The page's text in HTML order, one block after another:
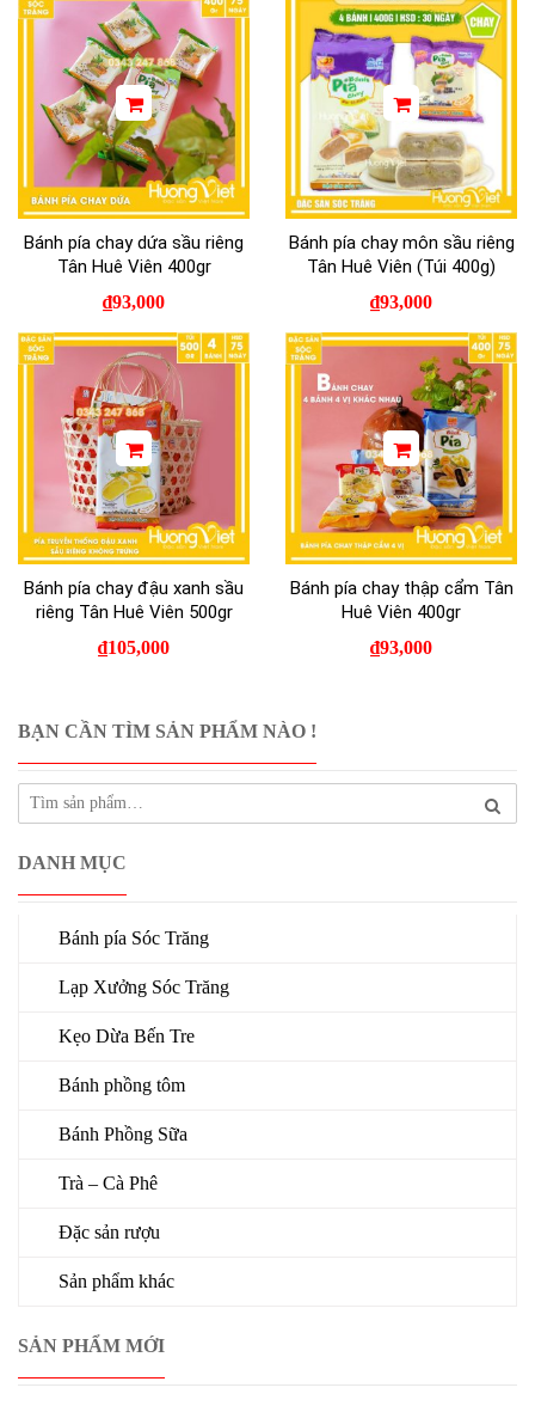
BẠN CẦN TÌM SẢN PHẨM NÀO !
DANH MỤC
Bánh pía Sóc Trăng
Lạp Xưởng Sóc Trăng
Kẹo Dừa Bến Tre
Bánh phồng tôm
Bánh Phồng Sữa
Trà – Cà Phê
Đặc sản rượu
Sản phẩm khác
SẢN PHẨM MỚI
Bánh pía chay dứa sầu riêng
Tân Huê Viên 400gr
₫93,000
Bánh pía chay môn sầu riêng
Tân Huê Viên (Túi 400g)
₫93,000
Bánh pía chay đậu xanh sầu
riêng Tân Huê Viên 500gr
₫105,000
Bánh pía chay thập cẩm Tân
Huê Viên 400gr
₫93,000